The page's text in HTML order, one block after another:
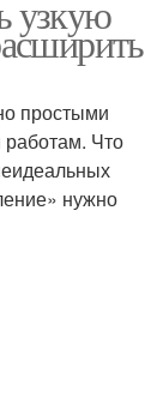
узкую
простыми
работам. Что
нужно